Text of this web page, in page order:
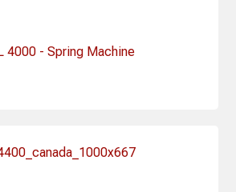
4000 - Spring Machine